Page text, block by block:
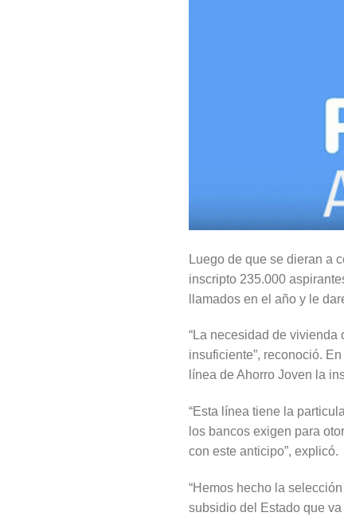
Luego de que se dieran a
inscripto 235.000
llamados en el año y le
“La necesidad de vivienda
insuficiente”, reconoció.
línea de Ahorro Joven la
“Esta línea tiene la
los bancos exigen para
con este anticipo”, explicó.
“Hemos hecho la
subsidio del Estado que